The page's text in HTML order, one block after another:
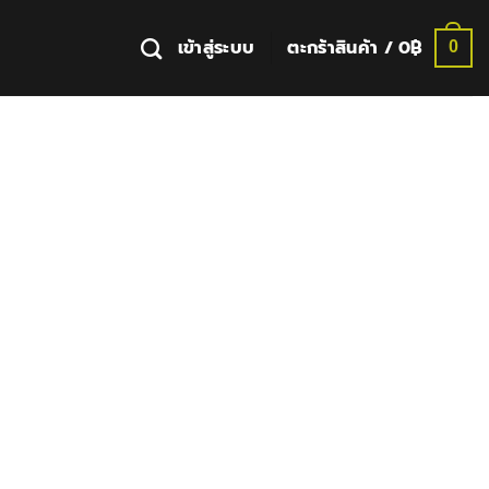
เข้าสู่ระบบ ตะกร้าสินค้า /0฿ 0